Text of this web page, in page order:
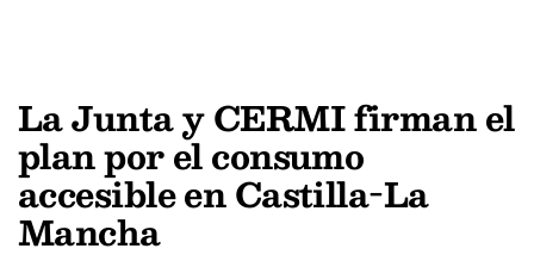
La Junta y CERMI firman el
plan por el consumo
accesible en Castilla-La
Mancha